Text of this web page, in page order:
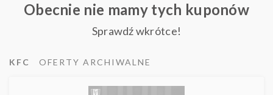
Obecnie nie mamy tych kuponów
Sprawdź wkrótce!
KFC OFERTY ARCHIWALNE